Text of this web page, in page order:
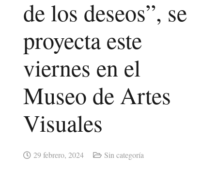
de los deseos”, se
proyecta este
viernes en el
Museo de Artes
Visuales
29 febrero, 2024 Sin categoría